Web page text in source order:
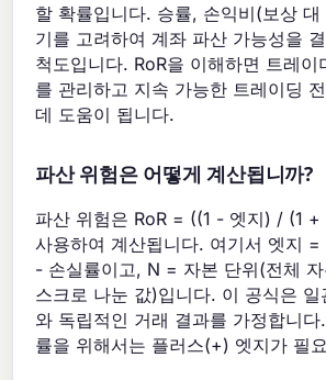
할 확률입니다. 승률, 손익비(보상
기를 고려하여 계좌 파산 가능성을
척도입니다. RoR을 이해하면 트레이
를 관리하고 지속 가능한 트레이딩
데 도움이 됩니다.
파산 위험은 어떻게 계산됩니까?
파산 위험은 RoR = ((1 - 엣지) / (1
사용하여 계산됩니다. 여기서 엣지
- 손실률이고, N = 자본 단위(전체
스크로 나눈 값)입니다. 이 공식은 일
와 독립적인 거래 결과를 가정합니
률을 위해서는 플러스(+) 엣지가 필